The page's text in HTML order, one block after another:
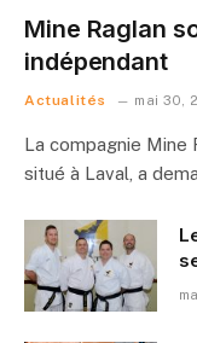
Mine Raglan
indépendant
Actualités mai 30,
La compagnie
situé à Laval, a